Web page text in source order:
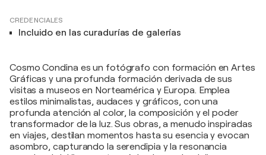
CREDENCIALES
Incluido en las curadurías de galerías
Cosmo Condina es un fotógrafo con formación en Artes
Gráficas y una profunda formación derivada de sus
visitas a museos en Norteamérica y Europa. Emplea
estilos minimalistas, audaces y gráficos, con una
profunda atención al color, la composición y el poder
transformador de la luz. Sus obras, a menudo inspiradas
en viajes, destilan momentos hasta su esencia y evocan
asombro, capturando la serendipia y la resonancia